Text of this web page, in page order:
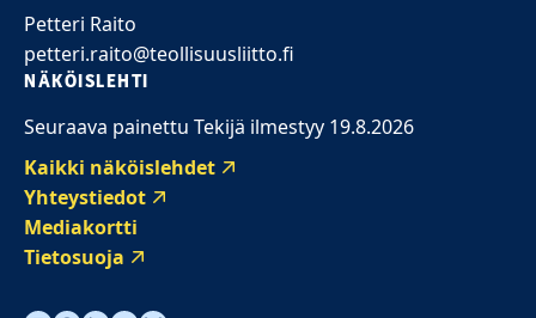
Petteri Raito
petteri.raito@teollisuusliitto.fi
NÄKÖISLEHTI
Seuraava painettu Tekijä ilmestyy 19.8.2026
Kaikki näköislehdet
Yhteystiedot
Mediakortti
Tietosuoja